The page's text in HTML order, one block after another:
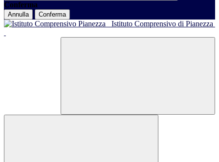
Conferma
Annulla Conferma
Istituto Comprensivo di Pianezza